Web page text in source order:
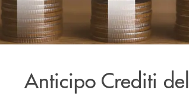
Anticipo Crediti